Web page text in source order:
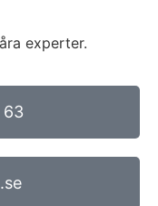
experter.